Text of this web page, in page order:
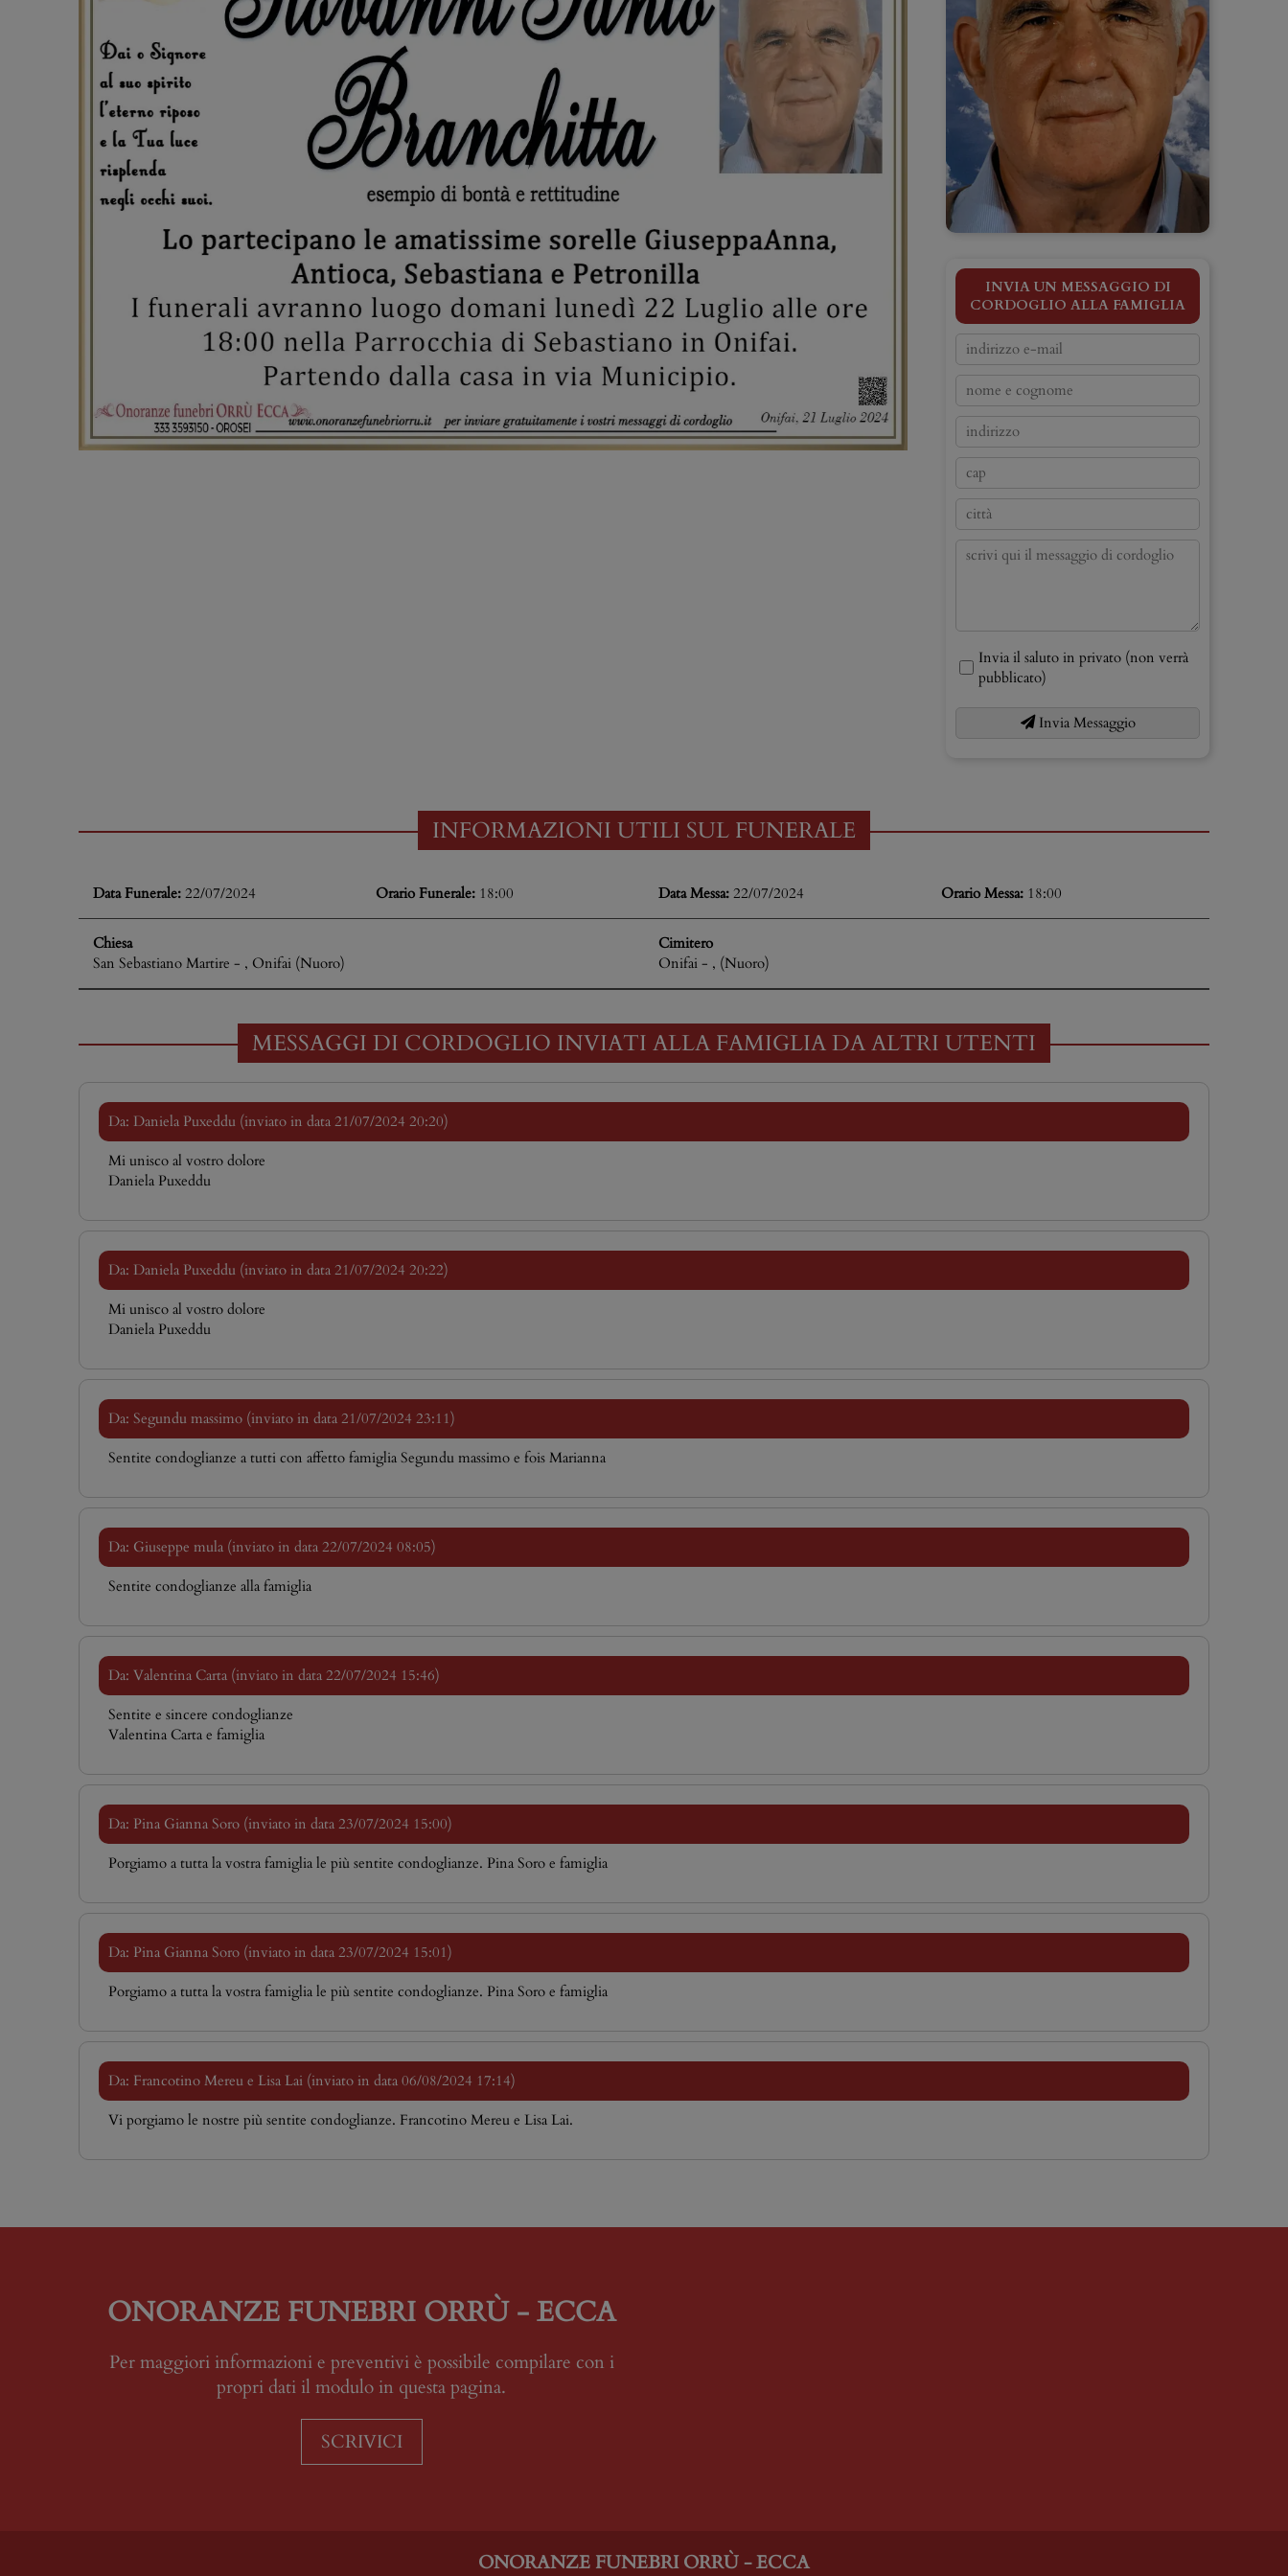
INVIA UN MESSAGGIO DI
CORDOGLIO ALLA FAMIGLIA
Invia il saluto in privato (non verrà
pubblicato)
Invia Messaggio
INFORMAZIONI UTILI SUL FUNERALE
Data Funerale:22/07/2024 Orario Funerale: 18:00 Data Messa:22/07/2024 Orario Messa: 18:00
Chiesa
San Sebastiano Martire - , Onifai (Nuoro)
Cimitero
Onifai - , (Nuoro)
MESSAGGI DI CORDOGLIO INVIATI ALLA FAMIGLIA DA ALTRI UTENTI
Da: Daniela Puxeddu (inviato in data 21/07/2024 20:20)
Mi unisco al vostro dolore
Daniela Puxeddu
Da: Daniela Puxeddu (inviato in data 21/07/2024 20:22)
Mi unisco al vostro dolore
Daniela Puxeddu
Da: Segundu massimo (inviato in data 21/07/2024 23:11)
Sentite condoglianze a tutti con affetto famiglia Segundu massimo e fois Marianna
Da: Giuseppe mula (inviato in data 22/07/2024 08:05)
Sentite condoglianze alla famiglia
Da: Valentina Carta (inviato in data 22/07/2024 15:46)
Sentite e sincere condoglianze
Valentina Carta e famiglia
Da: Pina Gianna Soro (inviato in data 23/07/2024 15:00)
Porgiamo a tutta la vostra famiglia le più sentite condoglianze. Pina Soro e famiglia
Da: Pina Gianna Soro (inviato in data 23/07/2024 15:01)
Porgiamo a tutta la vostra famiglia le più sentite condoglianze. Pina Soro e famiglia
Da: Francotino Mereu e Lisa Lai (inviato in data 06/08/2024 17:14)
Vi porgiamo le nostre più sentite condoglianze. Francotino Mereu e Lisa Lai.
ONORANZE FUNEBRI ORRÙ - ECCA
Per maggiori informazioni e preventivi è possibile compilare con i
propri dati il modulo in questa pagina.
SCRIVICI
ONORANZE FUNEBRI ORRÙ - ECCA